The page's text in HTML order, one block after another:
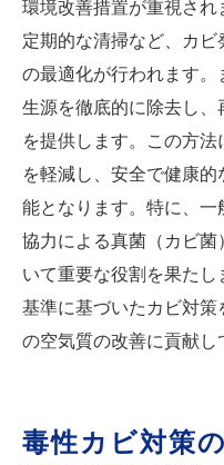
環境改善措置が重視され
定期的な清掃など、カ
の最適化が行われます
生源を徹底的に除去し
を提供します。この方
を軽減し、安全で健康
能となります。特に、
協力による真菌（カビ
いて重要な役割を果た
基準に基づいたカビ対
の空気質の改善に貢献し
毒性カビ対策